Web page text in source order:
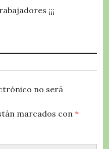
¡¡¡
no será
marcados con *